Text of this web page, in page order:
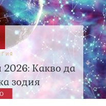
Какво да
зодия